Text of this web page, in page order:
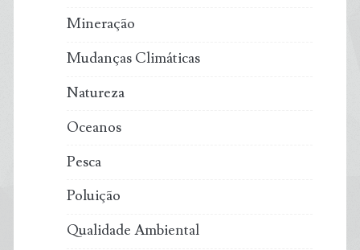
Mineração
Mudanças Climáticas
Natureza
Oceanos
Pesca
Poluição
Qualidade Ambiental